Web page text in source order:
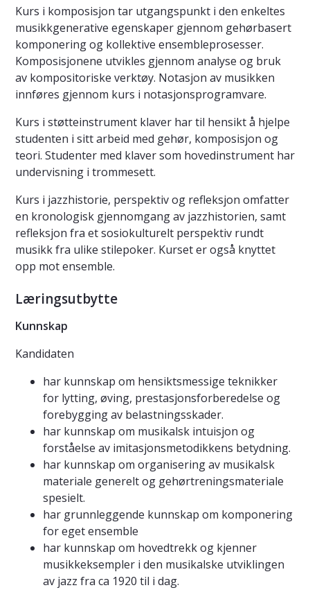
Kurs i komposisjon tar utgangspunkt i den enkeltes
musikkgenerative egenskaper gjennom gehørbasert
komponering og kollektive ensembleprosesser.
Komposisjonene utvikles gjennom analyse og bruk
av kompositoriske verktøy. Notasjon av musikken
innføres gjennom kurs i notasjonsprogramvare.
Kurs i støtteinstrument klaver har til hensikt å hjelpe
studenten i sitt arbeid med gehør, komposisjon og
teori. Studenter med klaver som hovedinstrument har
undervisning i trommesett.
Kurs i jazzhistorie, perspektiv og refleksjon omfatter
en kronologisk gjennomgang av jazzhistorien, samt
refleksjon fra et sosiokulturelt perspektiv rundt
musikk fra ulike stilepoker. Kurset er også knyttet
opp mot ensemble.
Læringsutbytte
Kunnskap
Kandidaten
har kunnskap om hensiktsmessige teknikker
for lytting, øving, prestasjonsforberedelse og
forebygging av belastningsskader.
har kunnskap om musikalsk intuisjon og
forståelse av imitasjonsmetodikkens betydning.
har kunnskap om organisering av musikalsk
materiale generelt og gehørtreningsmateriale
spesielt.
har grunnleggende kunnskap om komponering
for eget ensemble
har kunnskap om hovedtrekk og kjenner
musikkeksempler i den musikalske utviklingen
av jazz fra ca 1920 til i dag.